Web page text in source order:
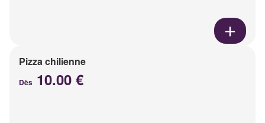
Pizza chilienne
Dès 10.00 €